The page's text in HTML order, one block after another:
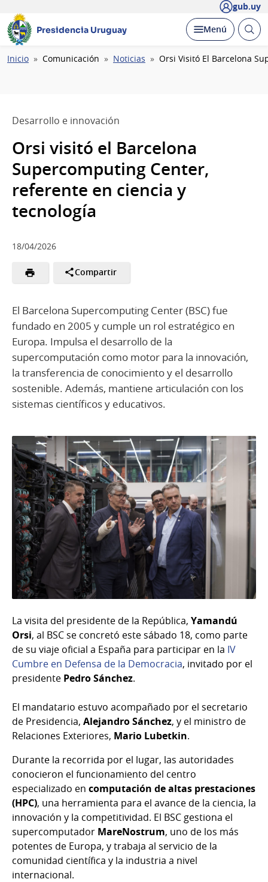
gub.uy
Presidencia Uruguay Desplegar
Menú Abrir
Ruta
Inicio Comunicación Noticias Orsi Visitó El Barcelona
Desarrollo e innovación
Orsi visitó el Barcelona
Supercomputing Center,
referente en ciencia y
tecnología
18/04/2026
Compartir
El Barcelona Supercomputing Center (BSC) fue
fundado en 2005 y cumple un rol estratégico en
Europa. Impulsa el desarrollo de la
supercomputación como motor para la innovación,
la transferencia de conocimiento y el desarrollo
sostenible. Además, mantiene articulación con los
sistemas científicos y educativos.
La visita del presidente de la República, Yamandú
Orsi, al BSC se concretó este sábado 18, como parte
de su viaje oficial a España para participar en la IV
Cumbre en Defensa de la Democracia, invitado por el
presidente Pedro Sánchez.
El mandatario estuvo acompañado por el secretario
de Presidencia, Alejandro Sánchez, y el ministro de
Relaciones Exteriores, Mario Lubetkin.
Durante la recorrida por el lugar, las autoridades
conocieron el funcionamiento del centro
especializado en computación de altas prestaciones
(HPC), una herramienta para el avance de la ciencia, la
innovación y la competitividad. El BSC gestiona el
supercomputador MareNostrum, uno de los más
potentes de Europa, y trabaja al servicio de la
comunidad científica y la industria a nivel
internacional.